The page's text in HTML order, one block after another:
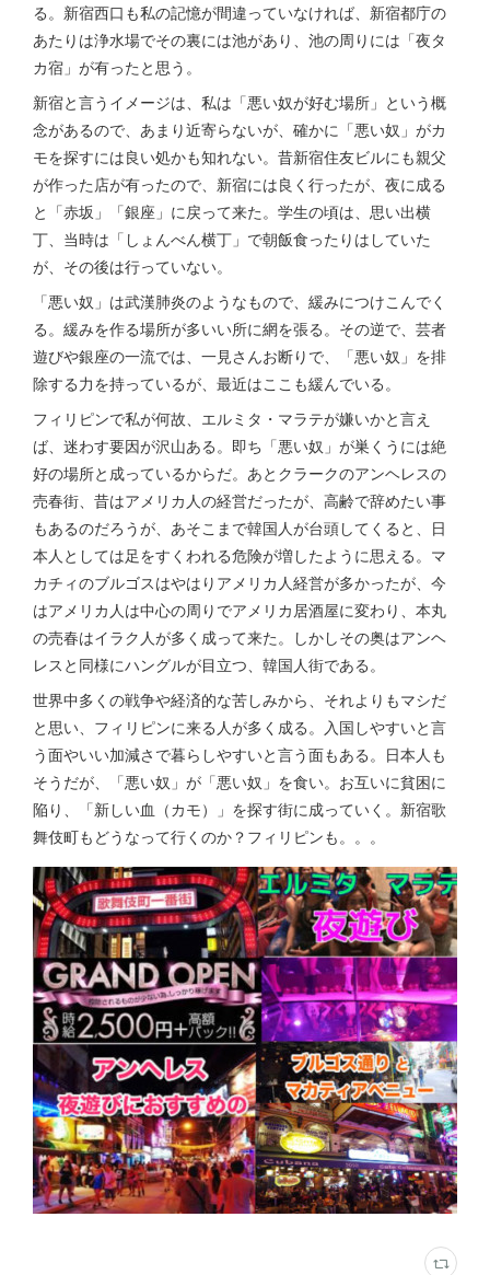
る。新宿西口も私の記憶が間違っていなければ、新宿都庁の
あたりは浄水場でその裏には池があり、池の周りには「夜タ
カ宿」が有ったと思う。
新宿と言うイメージは、私は「悪い奴が好む場所」という概
念があるので、あまり近寄らないが、確かに「悪い奴」がカ
モを探すには良い処かも知れない。昔新宿住友ビルにも親父
が作った店が有ったので、新宿には良く行ったが、夜に成る
と「赤坂」「銀座」に戻って来た。学生の頃は、思い出横
丁、当時は「しょんべん横丁」で朝飯食ったりはしていた
が、その後は行っていない。
「悪い奴」は武漢肺炎のようなもので、緩みにつけこんでく
る。緩みを作る場所が多いい所に網を張る。その逆で、芸者
遊びや銀座の一流では、一見さんお断りで、「悪い奴」を排
除する力を持っているが、最近はここも緩んでいる。
フィリピンで私が何故、エルミタ・マラテが嫌いかと言え
ば、迷わす要因が沢山ある。即ち「悪い奴」が巣くうには絶
好の場所と成っているからだ。あとクラークのアンヘレスの
売春街、昔はアメリカ人の経営だったが、高齢で辞めたい事
もあるのだろうが、あそこまで韓国人が台頭してくると、日
本人としては足をすくわれる危険が増したように思える。マ
カチィのブルゴスはやはりアメリカ人経営が多かったが、今
はアメリカ人は中心の周りでアメリカ居酒屋に変わり、本丸
の売春はイラク人が多く成って来た。しかしその奥はアンヘ
レスと同様にハングルが目立つ、韓国人街である。
世界中多くの戦争や経済的な苦しみから、それよりもマシだ
と思い、フィリピンに来る人が多く成る。入国しやすいと言
う面やいい加減さで暮らしやすいと言う面もある。日本人も
そうだが、「悪い奴」が「悪い奴」を食い。お互いに貧困に
陥り、「新しい血（カモ）」を探す街に成っていく。新宿歌
舞伎町もどうなって行くのか？フィリピンも。。。